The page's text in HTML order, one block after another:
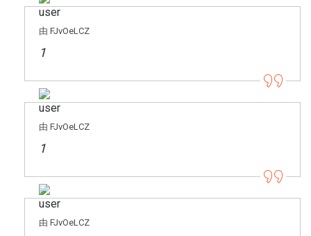
由 FJvOeLCZ
1
由 FJvOeLCZ
1
由 FJvOeLCZ